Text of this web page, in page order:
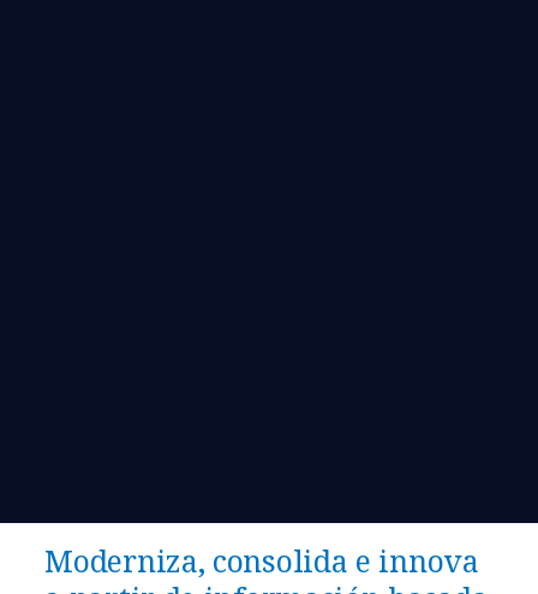
Moderniza, consolida e innova